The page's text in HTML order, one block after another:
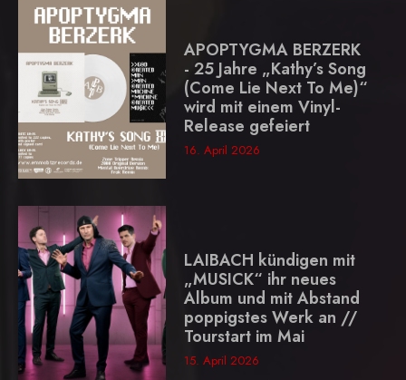
APOPTYGMA BERZERK
- 25 Jahre „Kathy’s Song
(Come Lie Next To Me)“
wird mit einem Vinyl-
Release gefeiert
16. April 2026
LAIBACH kündigen mit
„MUSICK“ ihr neues
Album und mit Abstand
poppigstes Werk an //
Tourstart im Mai
15. April 2026